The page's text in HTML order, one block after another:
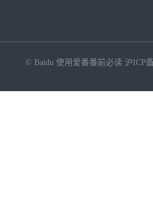
© Baidu 使用爱番番前必读 沪ICP